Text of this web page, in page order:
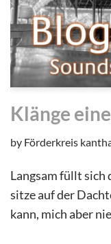
Klänge
by Förderkreis
Langsam füllt sich
sitze auf der
kann, mich aber